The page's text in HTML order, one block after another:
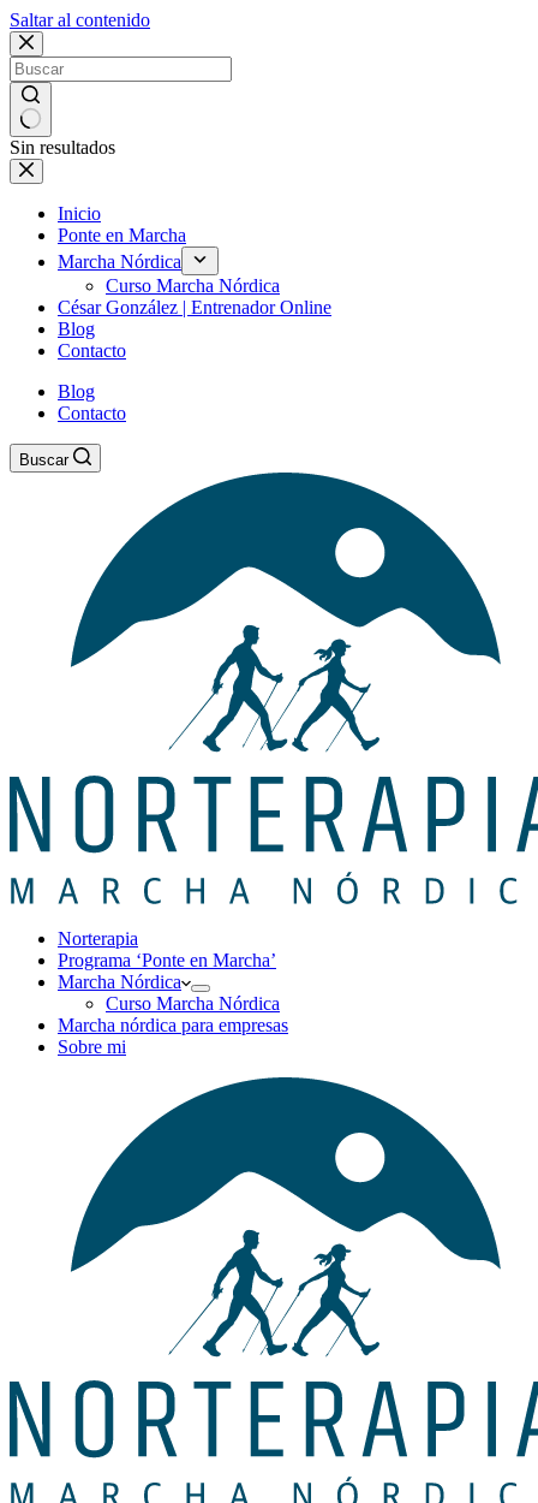
Saltar al contenido
Sin resultados
Inicio
Ponte en Marcha
Marcha Nórdica
Curso Marcha Nórdica
César González | Entrenador Online
Blog
Contacto
Blog
Contacto
Buscar
Norterapia
Programa ‘Ponte en Marcha’
Marcha Nórdica
Curso Marcha Nórdica
Marcha nórdica para empresas
Sobre mi